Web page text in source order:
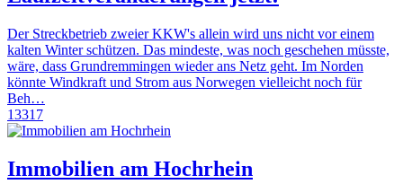
Der Streckbetrieb zweier KKW's allein wird uns nicht vor einem
kalten Winter schützen. Das mindeste, was noch geschehen müsste,
wäre, dass Grundremmingen wieder ans Netz geht. Im Norden
könnte Windkraft und Strom aus Norwegen vielleicht noch für
Beh…
13317
Immobilien am Hochrhein